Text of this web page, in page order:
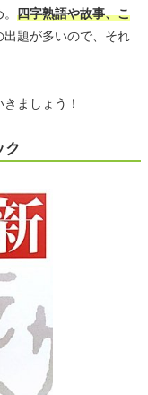
四字熟語や故事、こ
出題が多いので、それ
ましょう！
ク